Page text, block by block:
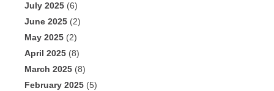
July 2025 (6)
June 2025 (2)
May 2025 (2)
April 2025 (8)
March 2025 (8)
February 2025 (5)